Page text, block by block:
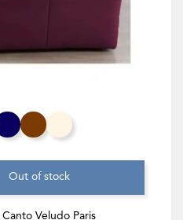
Claro
Azul NoiteChocolateBranco Creme
Out of stock
Veludo Paris